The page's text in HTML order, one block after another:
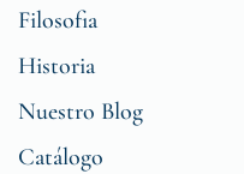
Filosofia
Historia
Nuestro Blog
Catálogo